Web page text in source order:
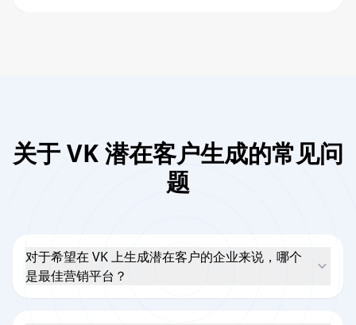
关于 VK 潜在客户生成的常见问
题
对于希望在 VK 上生成潜在客户的企业来说，哪个
是最佳营销平台？